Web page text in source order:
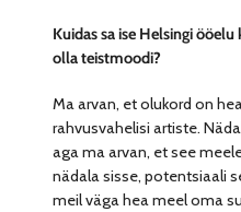
Kuidas sa ise Helsingi
olla teistmoodi?
Ma arvan, et olukord on
rahvusvahelisi artiste.
aga ma arvan, et see
nädala sisse, potentsiaali
meil väga hea meel oma